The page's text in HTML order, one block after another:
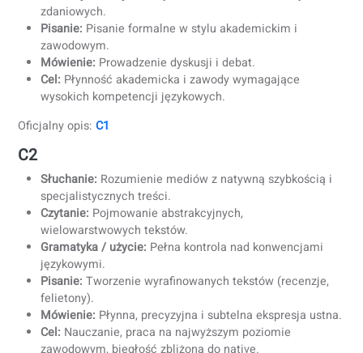
wykładów.
Czytanie:Interpretowanie opinii, faktów i
Gramatyka / użycie:
Stosowanie struktur do tematów
formalnych i abstrakcyjnych.
Pisanie: Tworzenie uporządkowanych argumentacji i
Mówienie:Przedstawianie argumentów i reagowanie
zawodowej.
Oficjalny opis:B2
C1
Słuchanie:Rozumienie złożonych dyskusji i
Czytanie:
Gramatyka / użycie:Używanie niuansów i złożonych
zdaniowych.